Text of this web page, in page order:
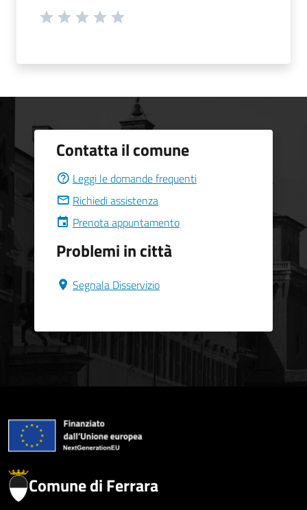
Contatta il comune
Leggi le domande frequenti
Richiedi assistenza
Prenota appuntamento
Problemi in città
Segnala Disservizio
Comune di Ferrara